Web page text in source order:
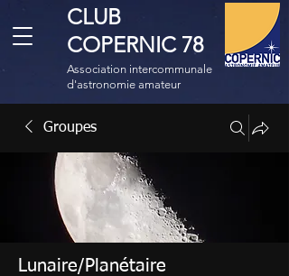
CLUB
COPERNIC 78
Association intercommunale
d'astronomie amateur
Groupes
Lunaire/Planétaire